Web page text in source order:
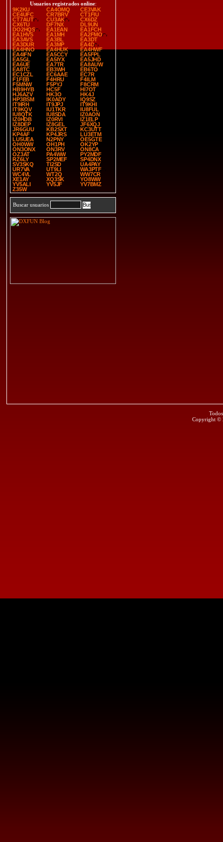
Usuarios registrados online:
9K2KU
CA4OMQ
CE3VAK
CE4UFC
CR7BRV
CT1FIU
CT7AUT
CU3AK
CX6DZ
CX6TU
DF7NX
DL9UN
DO2HQS
EA1EAN
EA1FCH
EA1HVS
EA1MH
EA2FMO
EA3AVS
EA3BL
EA3DT
EA3DUR
EA3MP
EA4D
EA4HNO
EA4HUK
EA4HWF
EA4IFN
EA5CCY
EA5FPL
EA5GL
EA5IYX
EA5JHD
EA6UE
EA7TR
EA8AUW
EA8TC
EB3WH
EB6TO
EC1CZL
EC6AAE
EC7R
F1FEB
F4HRU
F4ILM
F5MNW
F5PYJ
F8CRM
HB9HYB
HC5F
HI7OT
HJ6AZV
HK3O
HK4J
HP3BSM
IK0ADY
IQ9SZ
IT9IRH
IT9JPJ
IT9KHI
IT9KQV
IU1TKR
IU8FUL
IU8QTK
IU8SDA
IZ0AON
IZ0HDB
IZ0RVI
IZ1ELP
IZ8DEP
IZ8GEL
JF6XQJ
JR6GUU
KB2SXT
KC3UTT
KP4AF
KP4JRS
LU3ETM
LU5UEA
N2PNY
OE5GTE
OH0WW
OH1PH
OK2YP
ON3ONX
ON3RV
ON8CA
OZ3AT
PA4WW
PY2MDF
RZ6LY
SP2MEF
SP4DNX
SV3SKQ
TI2SD
UA4PAY
UR7VA
UT9LI
WA3PTF
WC4VL
WT2Q
WW7CR
XE1AY
XQ3SK
YO8WW
YV5ALI
YV5JF
YV7BMZ
Z35W
Buscar usuarios
Copyright ©